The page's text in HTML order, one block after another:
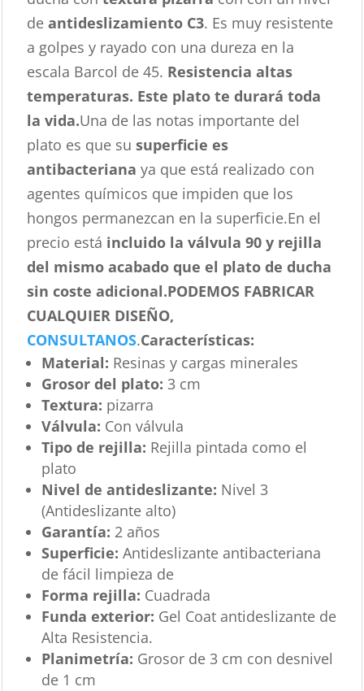
deantideslizamiento C3. Es muy resistente
a golpes y rayado con una dureza en la
escala Barcol de 45. Resistencia altas
temperaturas. Este plato te durará toda
la vida.Una de las notas importante del
plato es que susuperficie es
antibacterianaya que está realizado con
agentes químicos que impiden que los
hongos permanezcan en la superficie.En el
precio está incluido la válvula 90 y rejilla
del mismo acabado que el plato de ducha
sin coste adicional.PODEMOS FABRICAR
CUALQUIER DISEÑO,
CONSULTANOS.Características:
Material: Resinas y cargas minerales
Grosor del plato: 3 cm
Textura: pizarra
Válvula: Con válvula
Tipo de rejilla: Rejilla pintada como el
plato
Nivel de antideslizante: Nivel 3
(Antideslizante alto)
Garantía: 2 años
Superficie: Antideslizante antibacteriana
de fácil limpieza de
Forma rejilla: Cuadrada
Funda exterior: Gel Coat antideslizante de
Alta Resistencia.
Planimetría: Grosor de 3 cm con desnivel
de 1 cm